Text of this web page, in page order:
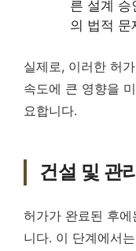
른 설계 승
의 법적 문
실제로, 이러한 허
속도에 큰 영향을
요합니다.
건설 및 관
허가가 완료된 후에
니다. 이 단계에서